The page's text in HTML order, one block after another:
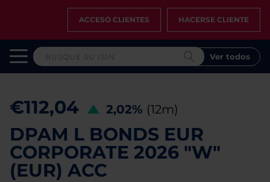
ACCESO CLIENTES HACERSE CLIENTE
Ver todos
€112,04 2,02% (12m)
DPAM L BONDS EUR
CORPORATE 2026 "W"
(EUR) ACC